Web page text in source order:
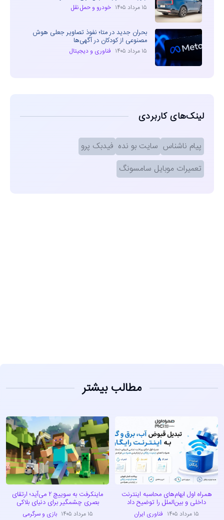
۱۵ مرداد ۱۴۰۵ خودرو و حمل نقل
بحران جدید در متا؛ نفوذ تصاویر جعلی هوش
مصنوعی از کودکان در آگهی‌ها
۱۵ مرداد ۱۴۰۵ فناوری و دیجیتال
لینک‌های کاربردی
پیام ناشناس سایت بو نده فیدبک پرو
تعمیرات موبایل سامسونگ
مطالب بیشتر
همراه اول ابهام‌های محاسبه اینترنت
داخلی و بین‌الملل را توضیح داد
۱۵ مرداد ۱۴۰۵ فناوری ایران
ماینکرفت به سوییچ ۲ می‌آید؛ ارتقای
بصری چشمگیر برای دنیای بلاکی
۱۵ مرداد ۱۴۰۵ بازی و سرگرمی